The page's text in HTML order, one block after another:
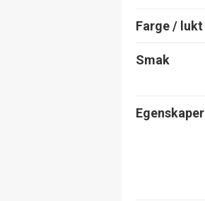
Farge / lukt
Smak
Egenskaper